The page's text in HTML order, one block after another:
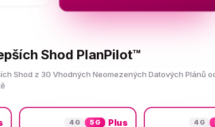
Shod PlanPilot™
Shod z 30 Vhodných Neomezených Datových Plánů
4G 5G Plus 4G